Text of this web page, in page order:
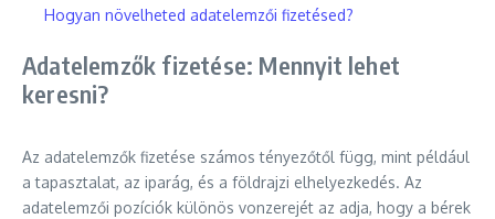
Hogyan növelheted adatelemzői fizetésed?
Adatelemzők fizetése: Mennyit lehet
keresni?
Az adatelemzők fizetése számos tényezőtől függ, mint például
a tapasztalat, az iparág, és a földrajzi elhelyezkedés. Az
adatelemzői pozíciók különös vonzerejét az adja, hogy a bérek